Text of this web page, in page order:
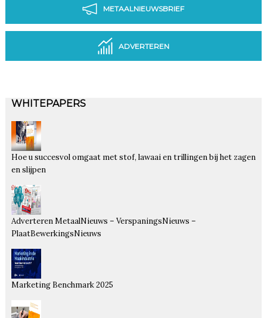
METAALNIEUWSBRIEF
ADVERTEREN
WHITEPAPERS
Hoe u succesvol omgaat met stof, lawaai en trillingen bij het zagen
en slijpen
Adverteren MetaalNieuws – VerspaningsNieuws –
PlaatBewerkingsNieuws
Marketing Benchmark 2025